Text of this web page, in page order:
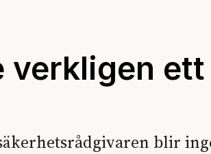
verkligen
blir